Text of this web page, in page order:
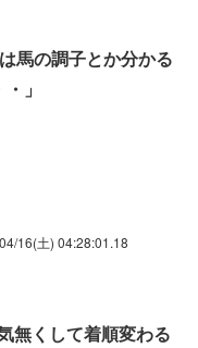
馬の調子とか分かる
」
16(土) 04:28:01.18
無くして着順変わる